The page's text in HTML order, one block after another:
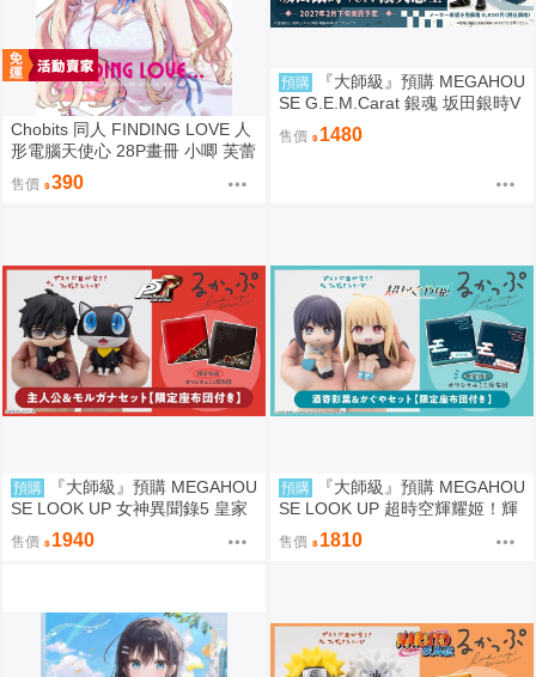
Chobits 同人 FINDING LOVE 人
形電腦天使心 28P畫冊 小唧 芙蕾
雅 繪師：Bee Bee
售價 390
預購
『大師級』預購 MEGAHOU
SE G.E.M.Carat 銀魂 坂田銀時V
er. 攘夷志士
售價 1480
預購
『大師級』預購 MEGAHOU
SE LOOK UP 女神異聞錄5 皇家
版 主人公＆摩爾加納 套組 附特
典
售價 1940
預購
『大師級』預購 MEGAHOU
SE LOOK UP 超時空輝耀姬！輝
耀&酒寄彩葉 套組 附特典
售價 1810